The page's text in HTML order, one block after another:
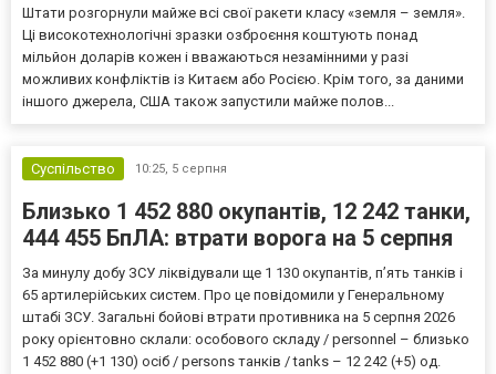
Штати розгорнули майже всі свої ракети класу «земля – земля».
Ці високотехнологічні зразки озброєння коштують понад
мільйон доларів кожен і вважаються незамінними у разі
можливих конфліктів із Китаєм або Росією. Крім того, за даними
іншого джерела, США також запустили майже полов...
Суспільство 10:25, 5 серпня
Близько 1 452 880 окупантів, 12 242 танки,
444 455 БпЛА: втрати ворога на 5 серпня
За минулу добу ЗСУ ліквідували ще 1 130 окупантів, пʼять танків і
65 артилерійських систем. Про це повідомили у Генеральному
штабі ЗСУ. Загальні бойові втрати противника на 5 серпня 2026
року орієнтовно склали: особового складу / personnel – близько
1 452 880 (+1 130) осіб / persons танків / tanks – 12 242 (+5) од.